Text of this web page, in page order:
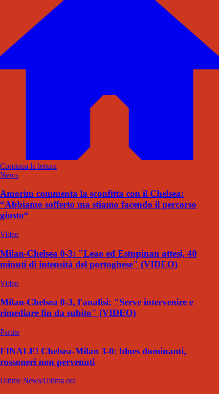
Continua la lettura
News
Amorim commenta la sconfitta con il Chelsea:
“Abbiamo sofferto ma stiamo facendo il percorso
giusto“
Video
Milan-Chelsea 0-3: "Leao ed Estupinan attesi, 40
minuti di intensità del portoghese" (VIDEO)
Video
Milan-Chelsea 0-3, l'analisi: "Serve intervenire e
rimediare fin da subito" (VIDEO)
Partite
FINALE! Chelsea-Milan 3-0: blues dominanti,
rossoneri non pervenuti
Ultime News/Ultima ora